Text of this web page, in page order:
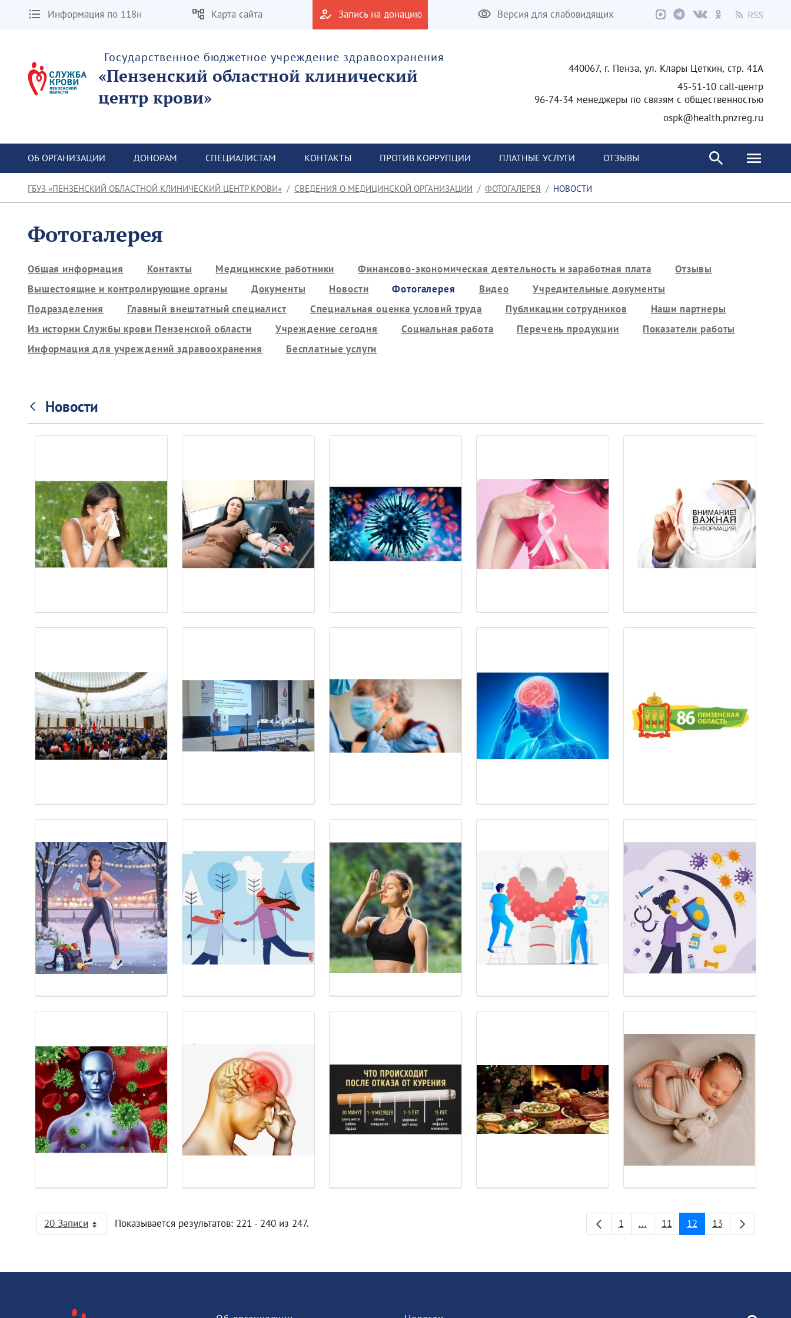
Информация по 118н Карта сайта Запись на донацию Версия для слабовидящих
Государственное бюджетное учреждение здравоохранения
«Пензенский областной клинический
центр крови»
440067, г. Пенза, ул. Клары Цеткин, стр. 41А
45-51-10 call-центр
96-74-34 менеджеры по связям с общественностью
ospk@health.pnzreg.ru
ОБ ОРГАНИЗАЦИИ ДОНОРАМ СПЕЦИАЛИСТАМ КОНТАКТЫ ПРОТИВ КОРРУПЦИИ ПЛАТНЫЕ УСЛУГИ ОТЗЫВЫ
ГБУЗ «ПЕНЗЕНСКИЙ ОБЛАСТНОЙ КЛИНИЧЕСКИЙ ЦЕНТР КРОВИ» СВЕДЕНИЯ О МЕДИЦИНСКОЙ ОРГАНИЗАЦИИ ФОТОГАЛЕРЕЯ НОВОСТИ
Фотогалерея
Общая информация Контакты Медицинские работники Финансово-экономическая деятельность и заработная плата
Отзывы
Вышестоящие и контролирующие органы
Документы Новости Фотогалерея Видео
Учредительные документы
Подразделения
Главный внештатный специалист Специальная оценка условий труда Публикации сотрудников
Наши партнеры
Из истории Службы крови Пензенской области
Учреждение сегодня Социальная работа Перечень продукции
Показатели работы
Информация для учреждений здравоохранения
Бесплатные услуги
Новости
20 ЗаписиНа страницуПоказывается результатов: 221 - 240 из 247. Страница
1 ...Промежуточные страницы
Страница
11 Страница
12 Страница
13